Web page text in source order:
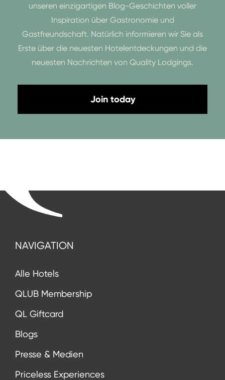
unseren einzigartigen Blog-Geschichten voller
Inspiration über Gastronomie und
Gastfreundschaft. Natürlich informieren wir Sie als
Erste über die neuesten Hotelentdeckungen und die
neuesten Nachrichten von Quality Lodgings.
Join today
NAVIGATION
Alle Hotels
QLUB Membership
QL Giftcard
Blogs
Presse & Medien
Priceless Experiences